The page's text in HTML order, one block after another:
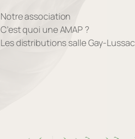
Notre association
C’est quoi une AMAP ?
Les distributions salle Gay-Lussac